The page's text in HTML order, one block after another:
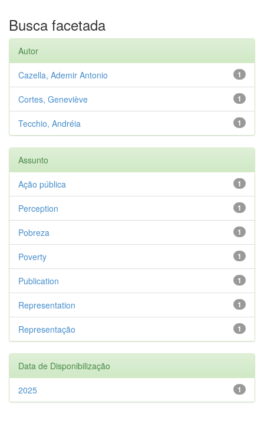
Busca facetada
Autor
1
Cazella, Ademir Antonio
1
Cortes, Geneviève
1
Tecchio, Andréia
Assunto
1
Ação pública
1
Perception
1
Pobreza
1
Poverty
1
Publication
1
Representation
1
Representação
Data de Disponibilização
1
2025